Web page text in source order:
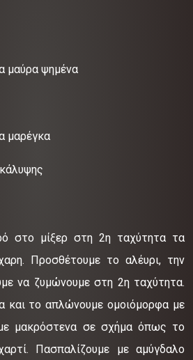
μαύρα ψημένα
μαρέγκα
στο μίξερ στη 2η ταχύτητα τα
Προσθέτουμε το αλέυρι, την
να ζυμώνουμε στη 2η ταχύτητα.
και το απλώνουμε ομοιόμορφα με
μακρόστενα σε σχήμα όπως το
Πασπαλίζουμε με αμύγδαλο